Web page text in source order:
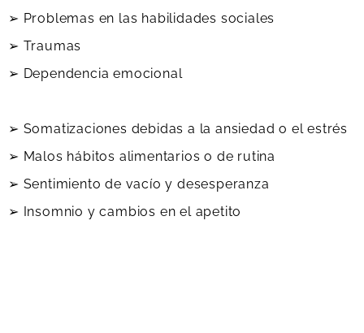
➢ Problemas en las habilidades sociales
➢ Traumas
➢ Dependencia emocional
➢ Somatizaciones debidas a la ansiedad o el estrés
➢ Malos hábitos alimentarios o de rutina
➢ Sentimiento de vacío y desesperanza
➢ Insomnio y cambios en el apetito